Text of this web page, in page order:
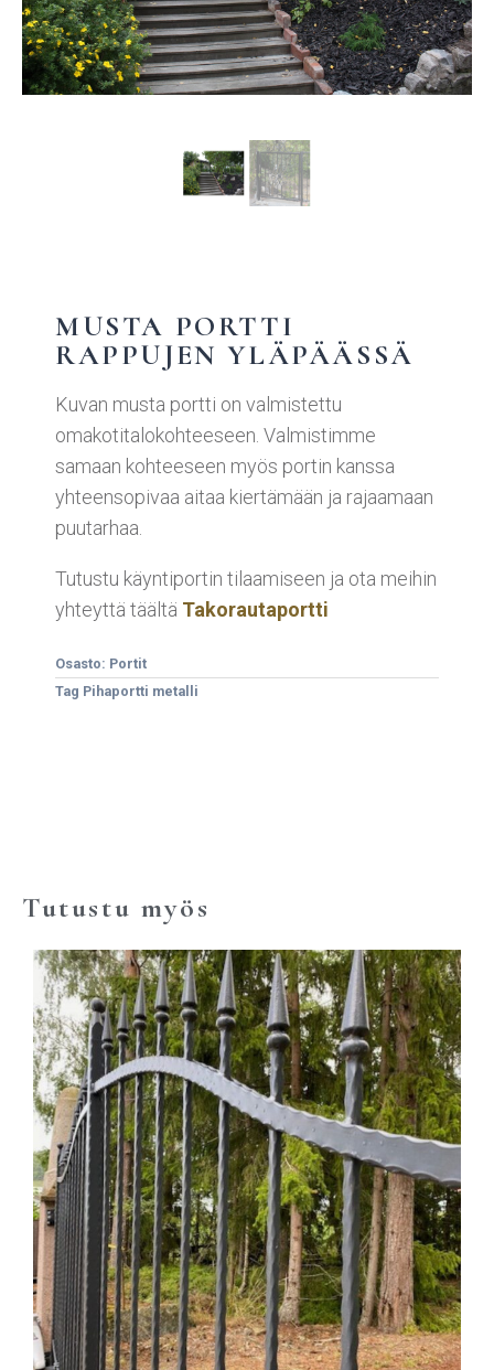
MUSTA PORTTI
RAPPUJEN YLÄPÄÄSSÄ
Kuvan musta portti on valmistettu
omakotitalokohteeseen. Valmistimme
samaan kohteeseen myös portin kanssa
yhteensopivaa aitaa kiertämään ja rajaamaan
puutarhaa.
Tutustu käyntiportin tilaamiseen ja ota meihin
yhteyttä täältä Takorautaportti
Osasto: Portit
Tag Pihaportti metalli
Tutustu myös